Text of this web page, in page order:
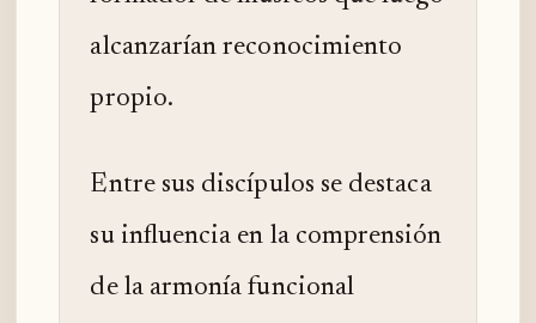
alcanzarían reconocimiento
propio.
Entre sus discípulos se destaca
su influencia en la comprensión
de la armonía funcional